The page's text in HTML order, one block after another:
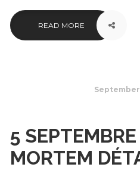
READ MORE
September
5
MORTEM